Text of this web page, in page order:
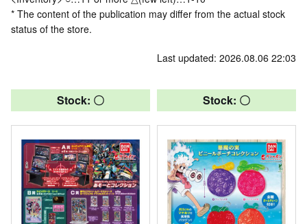
* The content of the publication may differ from the actual stock
status of the store.
Last updated: 2026.08.06 22:03
Stock: 〇 Stock: 〇